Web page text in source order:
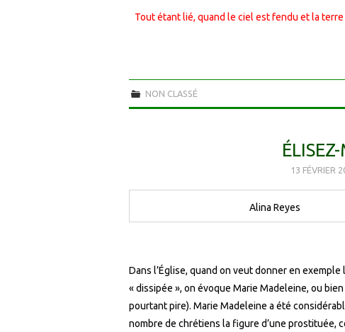
Tout étant lié, quand le ciel est fendu et la
NON CLASSÉ
13 FÉVRIER
Alina Reyes
Dans l’Église, quand on veut donner en
« dissipée », on évoque Marie Madeleine, ou
pourtant pire). Marie Madeleine a été
nombre de chrétiens la figure d’une prostituée,